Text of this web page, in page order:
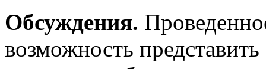
Обсуждения.
возможность